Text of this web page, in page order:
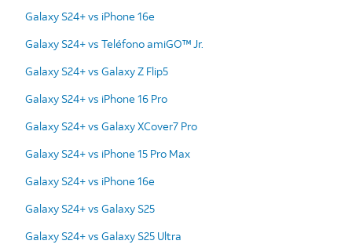
Galaxy S24+ vs iPhone 16e
Galaxy S24+ vs Teléfono amiGO™ Jr.
Galaxy S24+ vs Galaxy Z Flip5
Galaxy S24+ vs iPhone 16 Pro
Galaxy S24+ vs Galaxy XCover7 Pro
Galaxy S24+ vs iPhone 15 Pro Max
Galaxy S24+ vs iPhone 16e
Galaxy S24+ vs Galaxy S25
Galaxy S24+ vs Galaxy S25 Ultra